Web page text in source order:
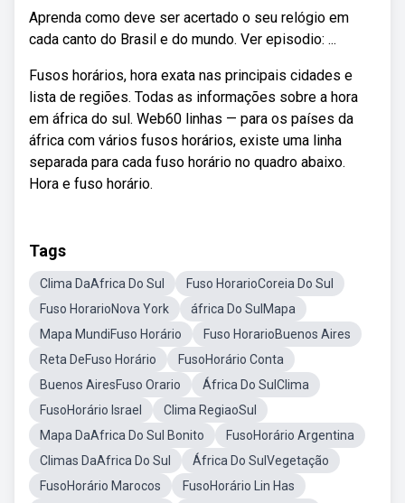
Aprenda como deve ser acertado o seu relógio em
cada canto do Brasil e do mundo. Ver episodio: ...
Fusos horários, hora exata nas principais cidades e
lista de regiões. Todas as informações sobre a hora
em áfrica do sul. Web60 linhas — para os países da
áfrica com vários fusos horários, existe uma linha
separada para cada fuso horário no quadro abaixo.
Hora e fuso horário.
Tags
Clima DaAfrica Do Sul
Fuso HorarioCoreia Do Sul
Fuso HorarioNova York
áfrica Do SulMapa
Mapa MundiFuso Horário
Fuso HorarioBuenos Aires
Reta DeFuso Horário
FusoHorário Conta
Buenos AiresFuso Orario
África Do SulClima
FusoHorário Israel
Clima RegiaoSul
Mapa DaAfrica Do Sul Bonito
FusoHorário Argentina
Climas DaAfrica Do Sul
África Do SulVegetação
FusoHorário Marocos
FusoHorário Lin Has